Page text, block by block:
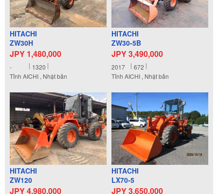
HITACHI
ZW30H
JPY 1,480,000
-
1320
Tỉnh AICHI , Nhật bản
HITACHI
ZW30-5B
JPY 3,490,000
2017
672
Tỉnh AICHI , Nhật bản
HITACHI
ZW120
JPY 4,980,000
HITACHI
LX70-5
JPY 3,650,000